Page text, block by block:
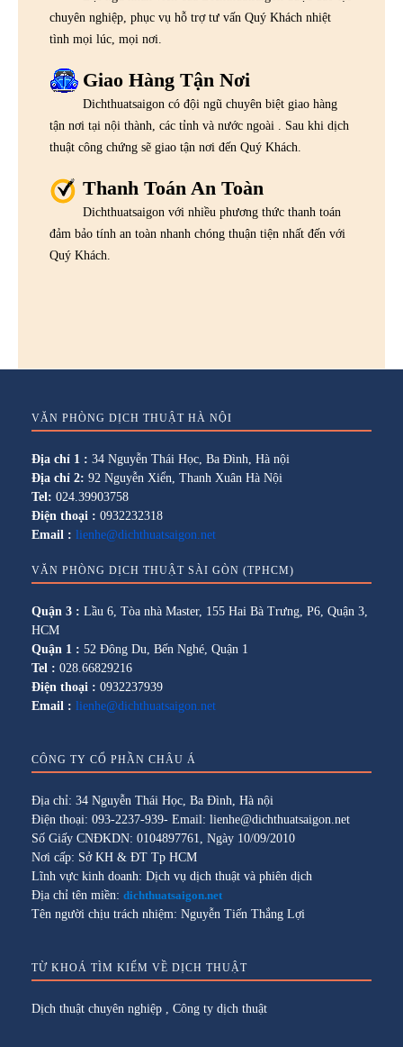
chuyên nghiệp, phục vụ hỗ trợ tư vấn Quý Khách nhiệt
tình mọi lúc, mọi nơi.
Giao Hàng Tận Nơi
Dichthuatsaigon có đội ngũ chuyên biệt giao hàng
tận nơi tại nội thành, các tỉnh và nước ngoài . Sau khi dịch
thuật công chứng sẽ giao tận nơi đến Quý Khách.
Thanh Toán An Toàn
Dichthuatsaigon với nhiều phương thức thanh toán
đảm bảo tính an toàn nhanh chóng thuận tiện nhất đến với
Quý Khách.
VĂN PHÒNG DỊCH THUẬT HÀ NỘI
Địa chỉ 1 : 34 Nguyễn Thái Học, Ba Đình, Hà nội
Địa chỉ 2: 92 Nguyễn Xiển, Thanh Xuân Hà Nội
Tel: 024.39903758
Điện thoại : 0932232318
Email : lienhe@dichthuatsaigon.net
VĂN PHÒNG DỊCH THUẬT SÀI GÒN (TPHCM)
Quận 3 : Lầu 6, Tòa nhà Master, 155 Hai Bà Trưng, P6, Quận 3,
HCM
Quận 1 : 52 Đông Du, Bến Nghé, Quận 1
Tel : 028.66829216
Điện thoại : 0932237939
Email : lienhe@dichthuatsaigon.net
CÔNG TY CỔ PHẦN CHÂU Á
Địa chỉ: 34 Nguyễn Thái Học, Ba Đình, Hà nội
Điện thoại: 093-2237-939- Email: lienhe@dichthuatsaigon.net
Số Giấy CNĐKDN: 0104897761, Ngày 10/09/2010
Nơi cấp: Sở KH & ĐT Tp HCM
Lĩnh vực kinh doanh: Dịch vụ dịch thuật và phiên dịch
Địa chỉ tên miền: dichthuatsaigon.net
Tên người chịu trách nhiệm: Nguyễn Tiến Thắng Lợi
TỪ KHOÁ TÌM KIẾM VỀ DỊCH THUẬT
Dịch thuật chuyên nghiệp Công ty dịch thuật